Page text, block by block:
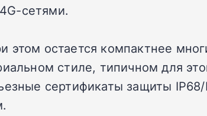
сетями.
остается компактнее
стиле, типичном для
сертификаты защиты